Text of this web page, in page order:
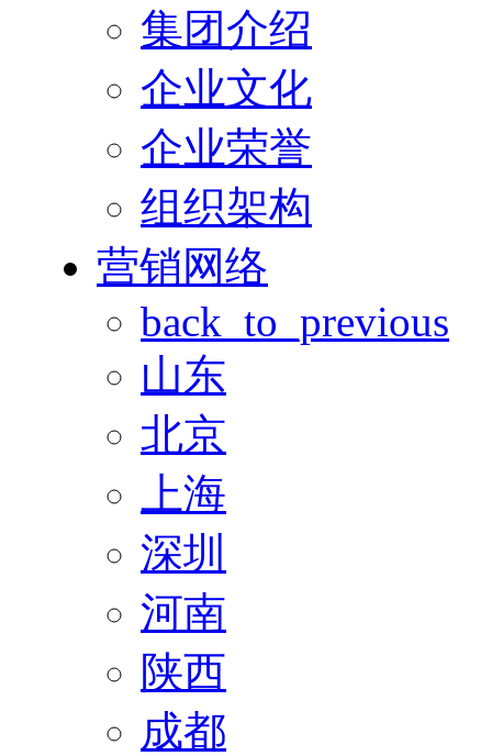
集团介绍
企业文化
企业荣誉
组织架构
营销网络
back_to_previous
山东
北京
上海
深圳
河南
陕西
成都